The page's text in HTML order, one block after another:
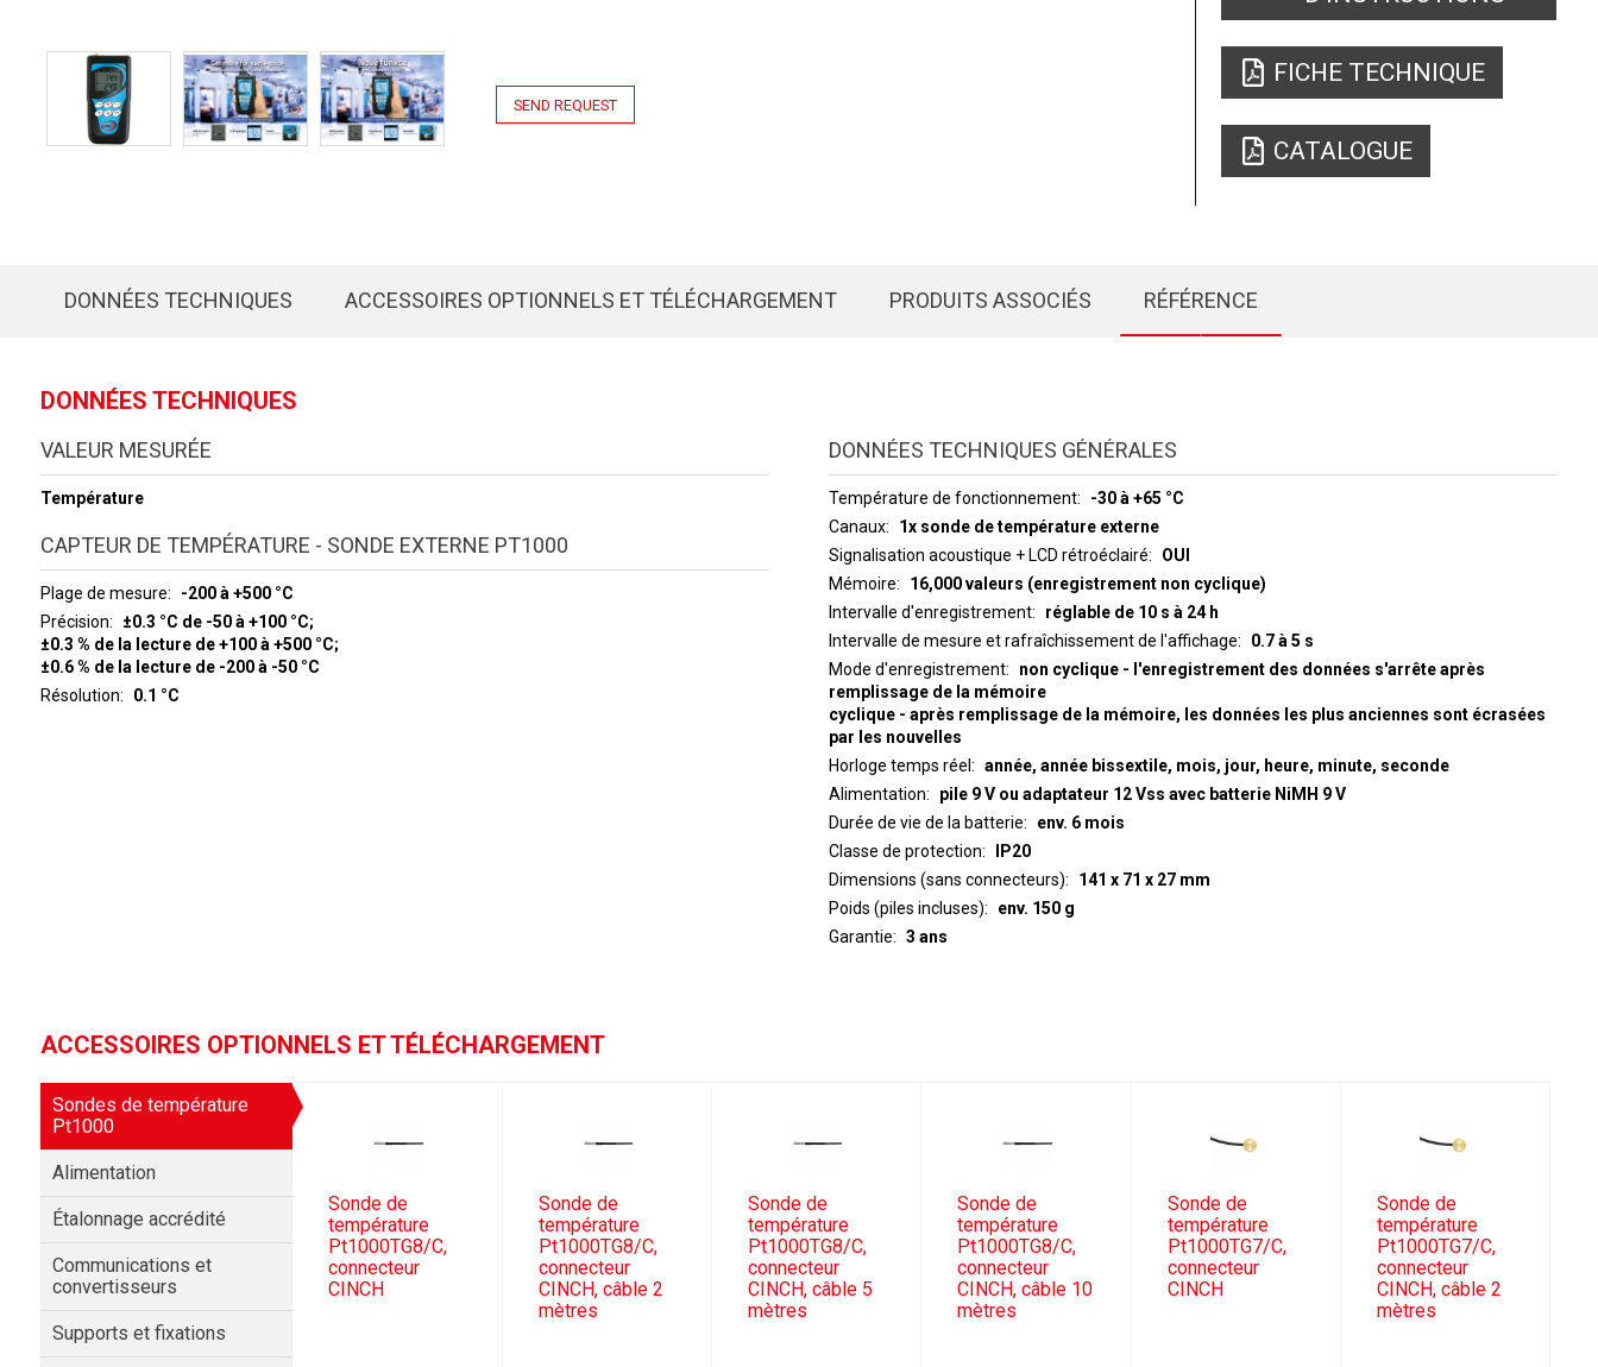
SEND REQUEST
FICHE TECHNIQUE
CATALOGUE
DONNÉES TECHNIQUES ACCESSOIRES OPTIONNELS ET TÉLÉCHARGEMENT PRODUITS ASSOCIÉS RÉFÉRENCE
DONNÉES TECHNIQUES
VALEUR MESURÉE
Température
CAPTEUR DE TEMPÉRATURE - SONDE EXTERNE PT1000
Plage de mesure
-200 à +500 °C
Précision
±0.3 °C de -50 à +100 °C;
±0.3 % de la lecture de +100 à +500 °C;
±0.6 % de la lecture de -200 à -50 °C
Résolution
0.1 °C
DONNÉES TECHNIQUES GÉNÉRALES
Température de fonctionnement
-30 à +65 °C
Canaux
1x sonde de température externe
Signalisation acoustique + LCD rétroéclairé
OUI
Mémoire
16,000 valeurs (enregistrement non cyclique)
Intervalle d'enregistrement
réglable de 10 s à 24 h
Intervalle de mesure et rafraîchissement de l'affichage
0.7 à 5 s
Mode d'enregistrement
non cyclique - l'enregistrement des données s'arrête après
remplissage de la mémoire
cyclique - après remplissage de la mémoire, les données les plus anciennes sont écrasées
par les nouvelles
Horloge temps réel
année, année bissextile, mois, jour, heure, minute, seconde
Alimentation
pile 9 V ou adaptateur 12 Vss avec batterie NiMH 9 V
Durée de vie de la batterie
env. 6 mois
Classe de protection
IP20
Dimensions (sans connecteurs)
141 x 71 x 27 mm
Poids (piles incluses)
env. 150 g
Garantie
3 ans
ACCESSOIRES OPTIONNELS ET TÉLÉCHARGEMENT
Sondes de température
Pt1000
Alimentation
Étalonnage accrédité
Communications et
convertisseurs
Supports et fixations
Sonde de
température
Pt1000TG8/C,
connecteur
CINCH
Sonde de
température
Pt1000TG8/C,
connecteur
CINCH, câble 2
mètres
Sonde de
température
Pt1000TG8/C,
connecteur
CINCH, câble 5
mètres
Sonde de
température
Pt1000TG8/C,
connecteur
CINCH, câble 10
mètres
Sonde de
température
Pt1000TG7/C,
connecteur
CINCH
Sonde de
température
Pt1000TG7/C,
connecteur
CINCH, câble 2
mètres